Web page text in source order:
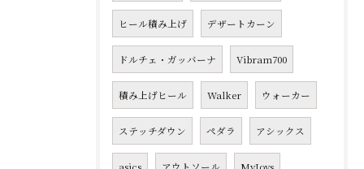
ヒール積み上げ デザートカーン
ドルチェ・ガッバーナ Vibram700
積み上げヒール Walker ウォーカー
ステッチダウン ペダラ アシックス